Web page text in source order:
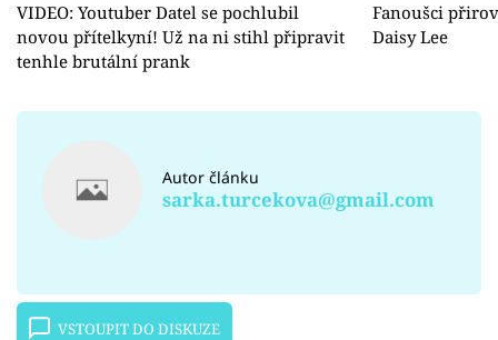
VIDEO: Youtuber Datel se pochlubil
novou přítelkyní! Už na ni stihl připravit
tenhle brutální prank
Fanoušci
Daisy Lee
Autor článku
sarka.turcekova@gmail.com
VSTOUPIT DO DISKUZE